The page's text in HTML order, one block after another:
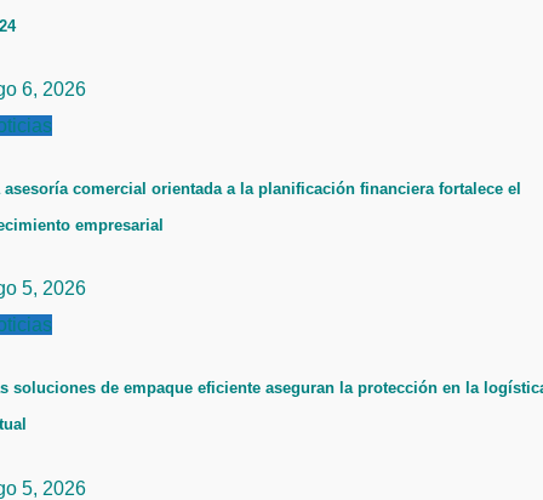
6, 2026
asesoría comercial orientada a la planificación financiera fortalece el
empresarial
5, 2026
soluciones de empaque eficiente aseguran la protección en la
5, 2026